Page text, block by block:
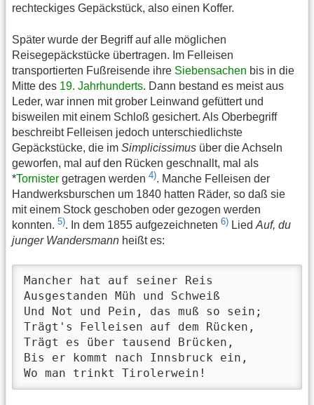
rechteckiges Gepäckstück, also einen Koffer.
Später wurde der Begriff auf alle möglichen
Reisegepäckstücke übertragen. Im Felleisen
transportierten Fußreisende ihre Siebensachen bis in die
Mitte des 19. Jahrhunderts. Dann bestand es meist aus
Leder, war innen mit grober Leinwand gefüttert und
bisweilen mit einem Schloß gesichert. Als Oberbegriff
beschreibt Felleisen jedoch unterschiedlichste
Gepäckstücke, die im Simplicissimus über die Achseln
geworfen, mal auf den Rücken geschnallt, mal als
*Tornister getragen werden 4). Manche Felleisen der
Handwerksburschen um 1840 hatten Räder, so daß sie
mit einem Stock geschoben oder gezogen werden
konnten. 5). In dem 1855 aufgezeichneten 6) Lied Auf, du
junger Wandersmann heißt es:
Mancher hat auf seiner Reis
Ausgestanden Müh und Schweiß
Und Not und Pein, das muß so sein;
Trägt's Felleisen auf dem Rücken,
Trägt es über tausend Brücken,
Bis er kommt nach Innsbruck ein,
Wo man trinkt Tirolerwein!